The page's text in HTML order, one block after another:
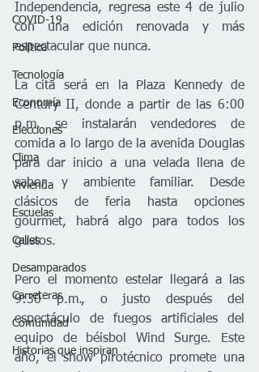
COVID-19
Política
Tecnología
Economía
Elecciones
Clima
Vivienda
Escuelas
Calles
Desamparados
Carreteras
Comunidad
Historias que inspiran
Independencia, regresa este 4 de julio
con una edición renovada y más
espectacular que nunca.
La cita será en la Plaza Kennedy de
Century II, donde a partir de las 6:00
p.m. se instalarán vendedores de
comida a lo largo de la avenida Douglas
para dar inicio a una velada llena de
sabor y ambiente familiar. Desde
clásicos de feria hasta opciones
gourmet, habrá algo para todos los
gustos.
Pero el momento estelar llegará a las
9:30 p.m., o justo después del
espectáculo de fuegos artificiales del
equipo de béisbol Wind Surge. Este
año, el show pirotécnico promete una